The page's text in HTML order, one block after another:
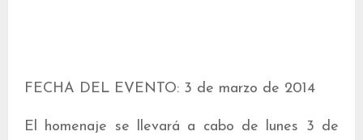
FECHA DEL EVENTO: 3 de marzo de 2014
El homenaje se llevará a cabo de lunes 3 de